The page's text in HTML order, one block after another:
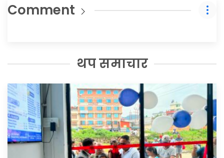
Comment
थप समाचार